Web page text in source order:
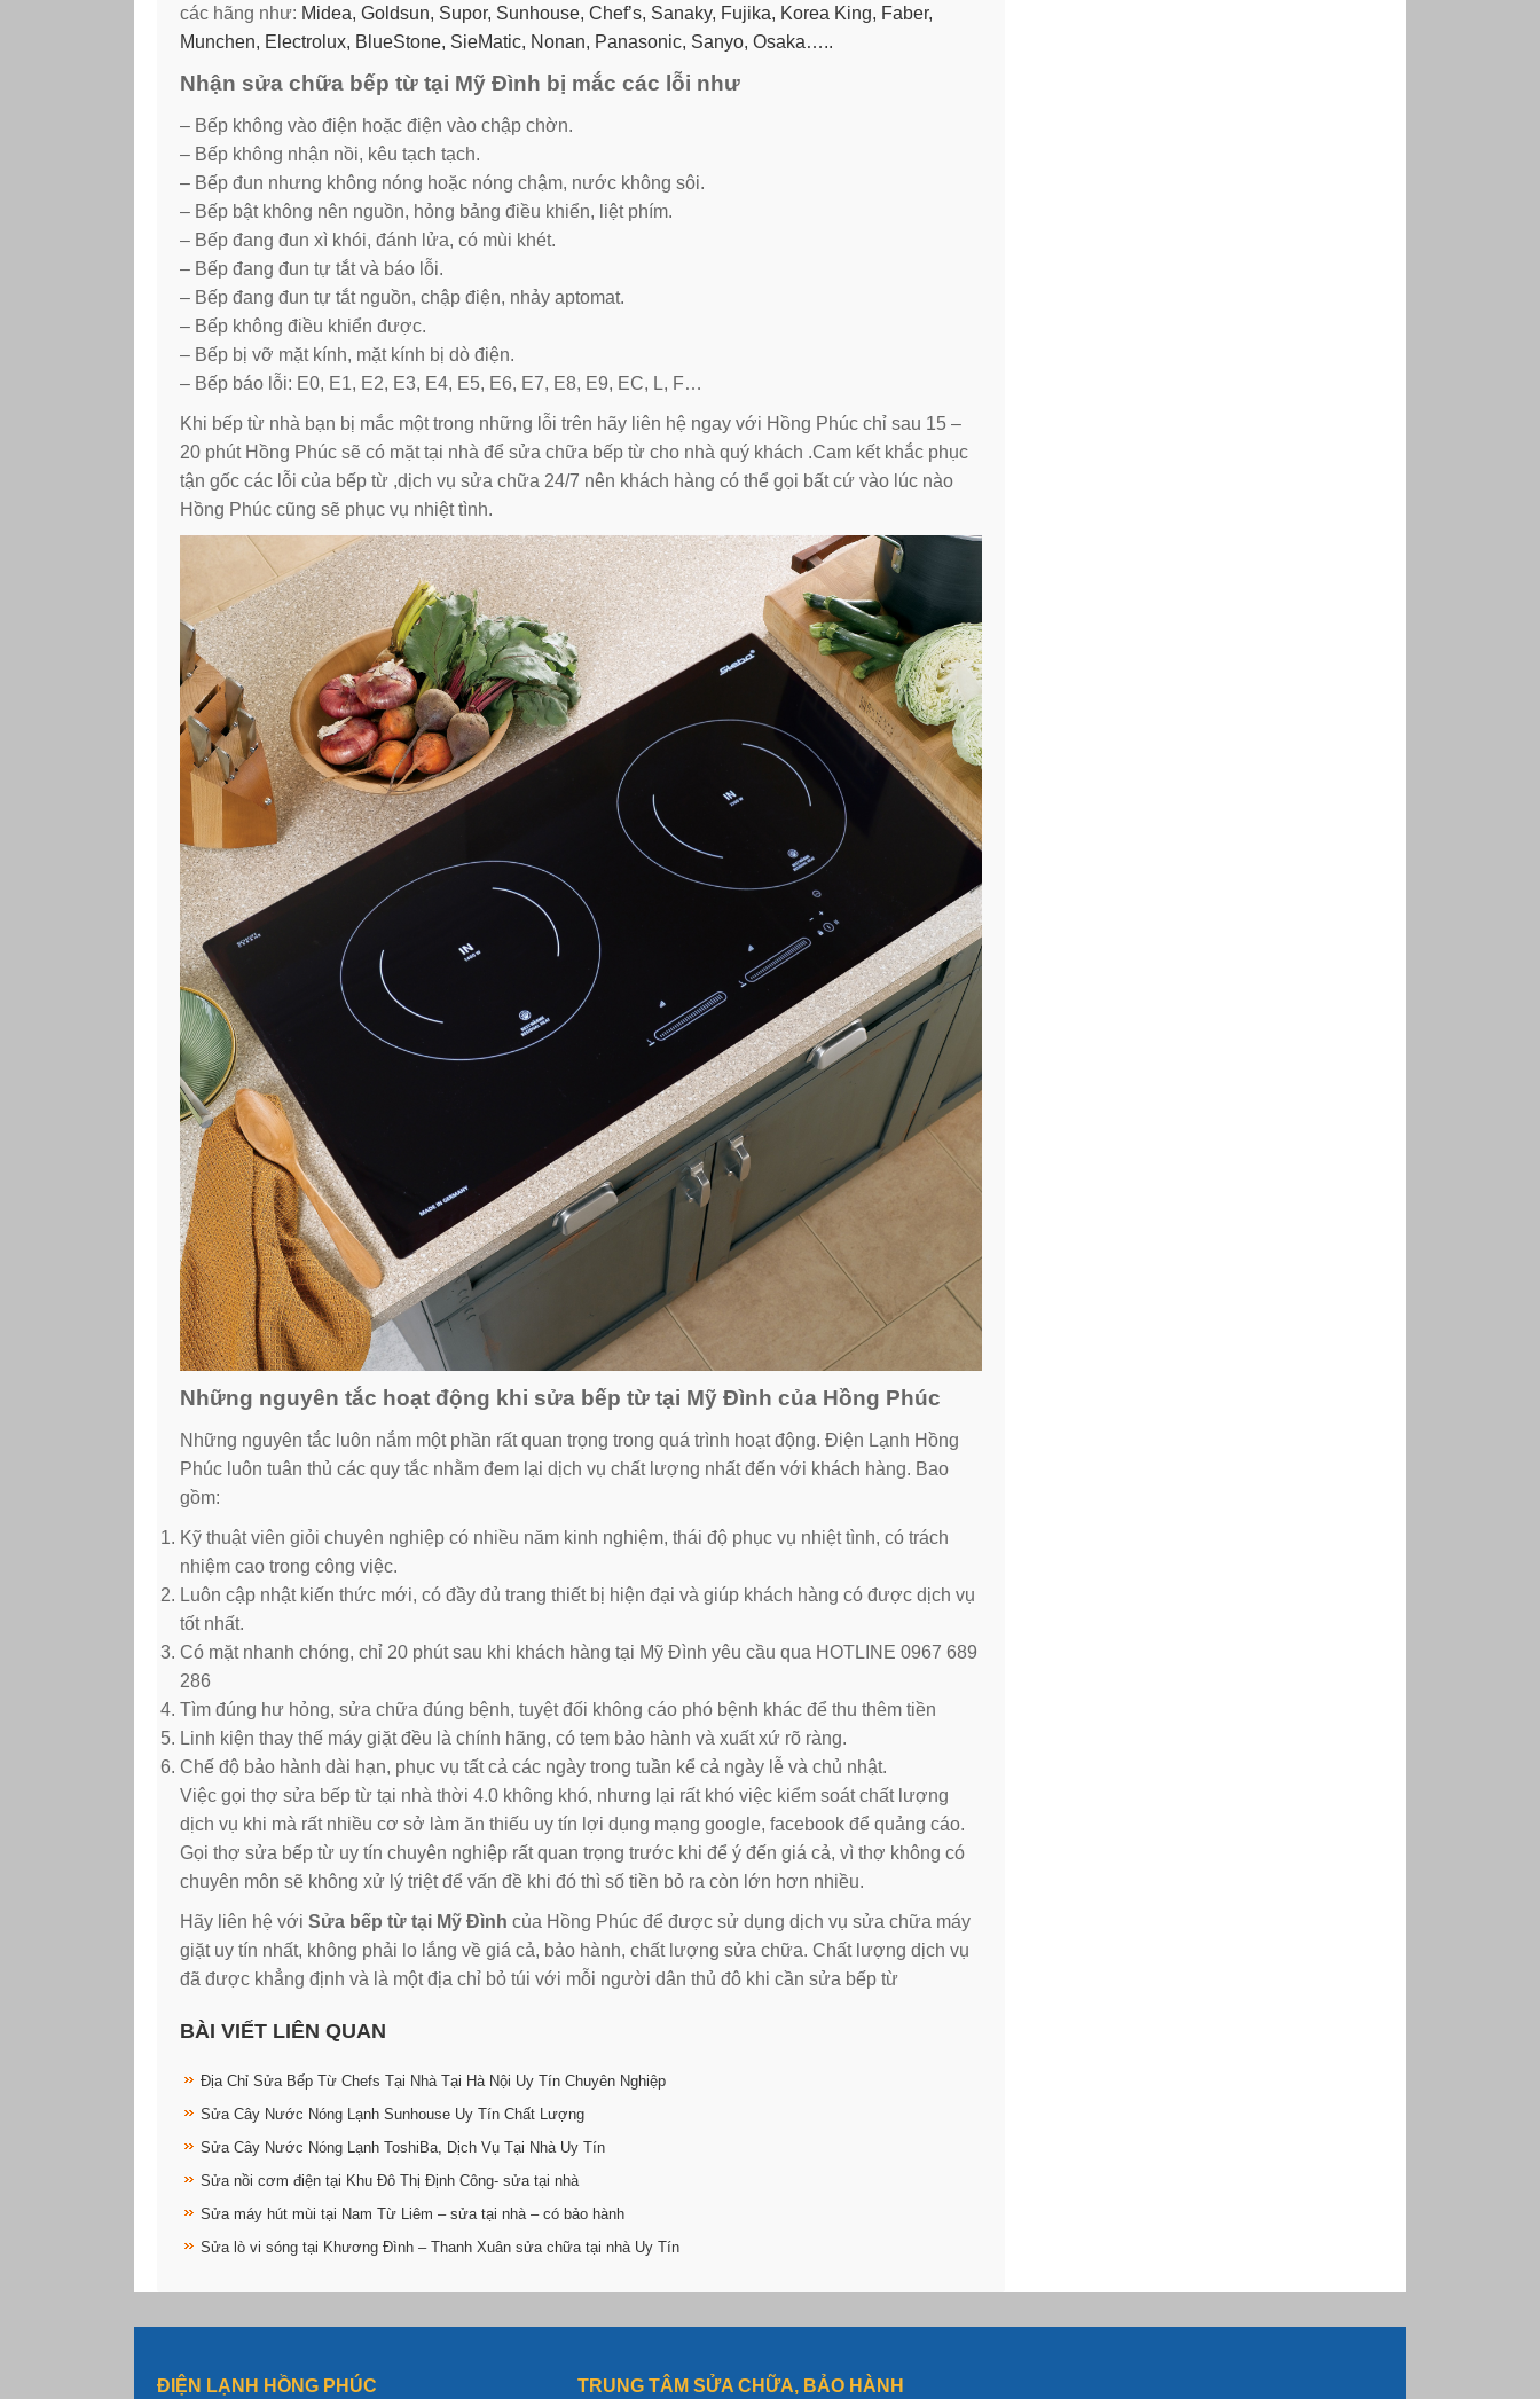
các hãng như: Midea, Goldsun, Supor, Sunhouse, Chef’s, Sanaky, Fujika, Korea King, Faber,
Munchen, Electrolux, BlueStone, SieMatic, Nonan, Panasonic, Sanyo, Osaka…..
Nhận sửa chữa bếp từ tại Mỹ Đình bị mắc các lỗi như
– Bếp không vào điện hoặc điện vào chập chờn.
– Bếp không nhận nồi, kêu tạch tạch.
– Bếp đun nhưng không nóng hoặc nóng chậm, nước không sôi.
– Bếp bật không nên nguồn, hỏng bảng điều khiển, liệt phím.
– Bếp đang đun xì khói, đánh lửa, có mùi khét.
– Bếp đang đun tự tắt và báo lỗi.
– Bếp đang đun tự tắt nguồn, chập điện, nhảy aptomat.
– Bếp không điều khiển được.
– Bếp bị vỡ mặt kính, mặt kính bị dò điện.
– Bếp báo lỗi: E0, E1, E2, E3, E4, E5, E6, E7, E8, E9, EC, L, F…
Khi bếp từ nhà bạn bị mắc một trong những lỗi trên hãy liên hệ ngay với Hồng Phúc chỉ sau 15 –
20 phút Hồng Phúc sẽ có mặt tại nhà để sửa chữa bếp từ cho nhà quý khách .Cam kết khắc phục
tận gốc các lỗi của bếp từ ,dịch vụ sửa chữa 24/7 nên khách hàng có thể gọi bất cứ vào lúc nào
Hồng Phúc cũng sẽ phục vụ nhiệt tình.
Những nguyên tắc hoạt động khi sửa bếp từ tại Mỹ Đình của Hồng Phúc
Những nguyên tắc luôn nắm một phần rất quan trọng trong quá trình hoạt động. Điện Lạnh Hồng
Phúc luôn tuân thủ các quy tắc nhằm đem lại dịch vụ chất lượng nhất đến với khách hàng. Bao
gồm:
Kỹ thuật viên giỏi chuyên nghiệp có nhiều năm kinh nghiệm, thái độ phục vụ nhiệt tình, có trách
nhiệm cao trong công việc.
Luôn cập nhật kiến thức mới, có đầy đủ trang thiết bị hiện đại và giúp khách hàng có được dịch vụ
tốt nhất.
Có mặt nhanh chóng, chỉ 20 phút sau khi khách hàng tại Mỹ Đình yêu cầu qua HOTLINE 0967 689
286
Tìm đúng hư hỏng, sửa chữa đúng bệnh, tuyệt đối không cáo phó bệnh khác để thu thêm tiền
Linh kiện thay thế máy giặt đều là chính hãng, có tem bảo hành và xuất xứ rõ ràng.
Chế độ bảo hành dài hạn, phục vụ tất cả các ngày trong tuần kể cả ngày lễ và chủ nhật.
Việc gọi thợ sửa bếp từ tại nhà thời 4.0 không khó, nhưng lại rất khó việc kiểm soát chất lượng
dịch vụ khi mà rất nhiều cơ sở làm ăn thiếu uy tín lợi dụng mạng google, facebook để quảng cáo.
Gọi thợ sửa bếp từ uy tín chuyên nghiệp rất quan trọng trước khi để ý đến giá cả, vì thợ không có
chuyên môn sẽ không xử lý triệt để vấn đề khi đó thì số tiền bỏ ra còn lớn hơn nhiều.
Hãy liên hệ với Sửa bếp từ tại Mỹ Đình của Hồng Phúc để được sử dụng dịch vụ sửa chữa máy
giặt uy tín nhất, không phải lo lắng về giá cả, bảo hành, chất lượng sửa chữa. Chất lượng dịch vụ
đã được khẳng định và là một địa chỉ bỏ túi với mỗi người dân thủ đô khi cần sửa bếp từ
BÀI VIẾT LIÊN QUAN
Địa Chỉ Sửa Bếp Từ Chefs Tại Nhà Tại Hà Nội Uy Tín Chuyên Nghiệp
Sửa Cây Nước Nóng Lạnh Sunhouse Uy Tín Chất Lượng
Sửa Cây Nước Nóng Lạnh ToshiBa, Dịch Vụ Tại Nhà Uy Tín
Sửa nồi cơm điện tại Khu Đô Thị Định Công- sửa tại nhà
Sửa máy hút mùi tại Nam Từ Liêm – sửa tại nhà – có bảo hành
Sửa lò vi sóng tại Khương Đình – Thanh Xuân sửa chữa tại nhà Uy Tín
ĐIỆN LẠNH HỒNG PHÚC TRUNG TÂM SỬA CHỮA, BẢO HÀNH